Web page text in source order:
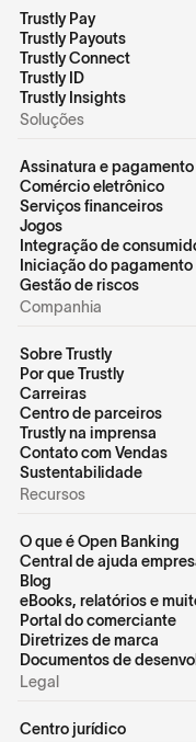
Trustly Pay
Trustly Payouts
Trustly Connect
Trustly ID
Trustly Insights
Soluções
Assinatura e
Comércio eletrônico
Serviços financeiros
Jogos
Integração de
Iniciação do pagamento
Gestão de riscos
Companhia
Sobre Trustly
Por que Trustly
Carreiras
Centro de parceiros
Trustly na imprensa
Contato com Vendas
Sustentabilidade
Recursos
O que é Open Banking
Central de ajuda
Blog
eBooks, relatórios e
Portal do comerciante
Diretrizes de marca
Documentos de
Legal
Centro jurídico